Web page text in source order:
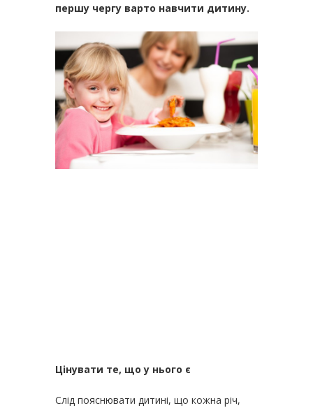
першу чергу варто навчити дитину.
Цінувати те, що у нього є
Слід пояснювати дитині, що кожна річ,